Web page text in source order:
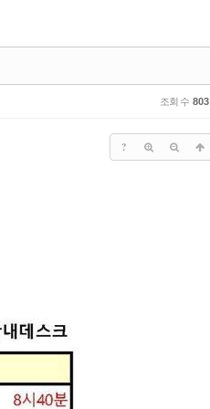
조회 수 803
?